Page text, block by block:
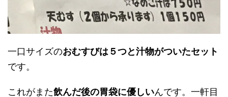
一口サイズのおむすびは５つと汁物がついたセット
です。
これがまた飲んだ後の胃袋に優しいんです。一軒目